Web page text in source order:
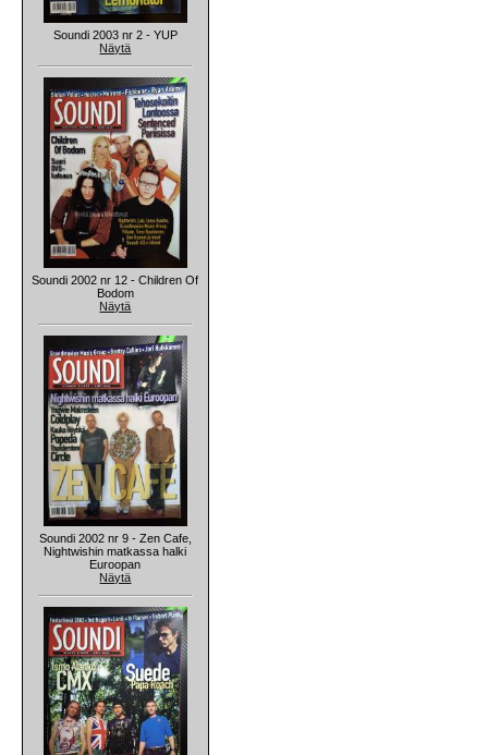
Soundi 2003 nr 2 - YUP
Näytä
Soundi 2002 nr 12 - Children Of
Bodom
Näytä
Soundi 2002 nr 9 - Zen Cafe,
Nightwishin matkassa halki
Euroopan
Näytä